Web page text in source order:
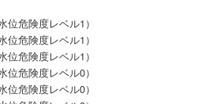
危険度レベル1）
危険度レベル1）
危険度レベル1）
危険度レベル0）
危険度レベル0）